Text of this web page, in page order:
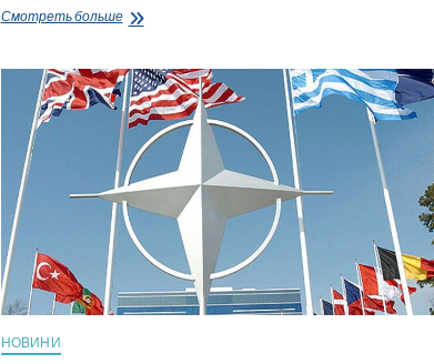
Смотреть большеПлан
статті
5
НАТО
для
України
виявить
справжні
наміри
Путіна,
Bloomberg
НОВИНИ